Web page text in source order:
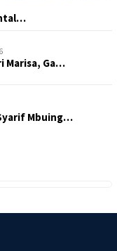
Marisa, Ga…
Mbuing…